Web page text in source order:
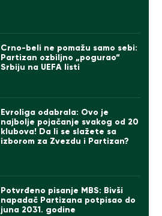
Crno-beli ne pomažu samo sebi:
Partizan ozbiljno „pogurao“
Srbiju na UEFA listi
Evroliga odabrala: Ovo je
najbolje pojačanje svakog od 20
klubova! Da li se slažete sa
izborom za Zvezdu i Partizan?
Potvrđeno pisanje MBS: Bivši
napadač Partizana potpisao do
juna 2031. godine